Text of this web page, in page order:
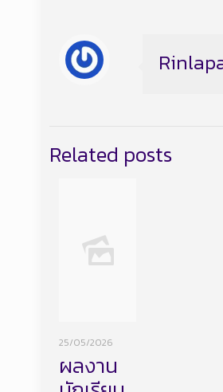
Related posts
25/05/2026
ผลงาน